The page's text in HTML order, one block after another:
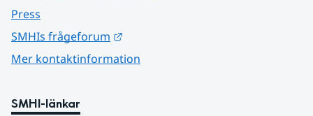
Press
SMHIs frågeforum
Mer kontaktinformation
SMHI-länkar